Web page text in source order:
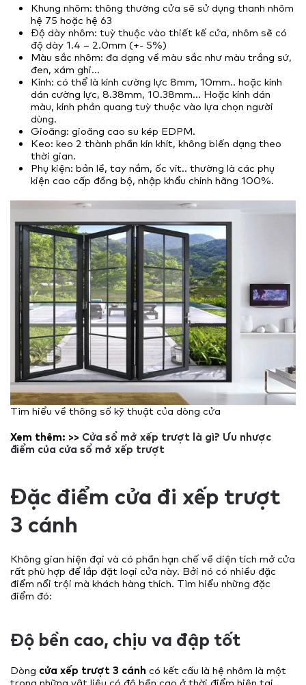
Khung nhôm: thông thường cửa sẽ sử dụng thanh nhôm
hệ 75 hoặc hệ 63
Độ dày nhôm: tuỳ thuộc vào thiết kế cửa, nhôm sẽ có
độ dày 1.4 – 2.0mm (+- 5%)
Màu sắc nhôm: đa dạng về màu sắc như màu trắng sứ,
đen, xám ghi…
Kính: có thể là kính cường lực 8mm, 10mm.. hoặc kính
dán cường lực, 8.38mm, 10.38mm… Hoặc kính dán
màu, kính phản quang tuỳ thuộc vào lựa chọn người
dùng.
Gioăng: gioăng cao su kép EDPM.
Keo: keo 2 thành phần kín khít, không biến dạng theo
thời gian.
Phụ kiện: bản lề, tay nắm, ốc vít.. thường là các phụ
kiện cao cấp đồng bộ, nhập khẩu chính hãng 100%.
Tìm hiểu về thông số kỹ thuật của dòng cửa
Xem thêm: >> Cửa sổ mở xếp trượt là gì? Ưu nhược
điểm của cửa sổ mở xếp trượt
Đặc điểm cửa đi xếp trượt
3 cánh
Không gian hiện đại và có phần hạn chế về diện tích mở cửa
rất phù hợp để lắp đặt loại cửa này. Bởi nó có nhiều đặc
điểm nổi trội mà khách hàng thích. Tìm hiểu những đặc
điểm đó:
Độ bền cao, chịu va đập tốt
Dòng cửa xếp trượt 3 cánh có kết cấu là hệ nhôm là một